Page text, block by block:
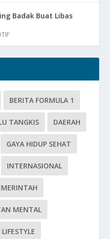
Badak Buat Libas
BERITA FORMULA 1
TANGKIS DAERAH
GAYA HIDUP SEHAT
INTERNASIONAL
MENTAL
LIFESTYLE